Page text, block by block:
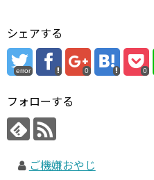
シェアする
error 0 0
フォローする
ご機嫌おやじ